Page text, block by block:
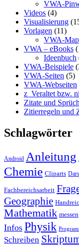
VWA-
Videos (4)
Visualisierung
Vorlagen (11)
VWA-
VWA – eBooks
Ideenbuch
VWA-Beispiele
VWA-Seiten (5)
VWA-Webseiten
z_Veraltet bzw.
Zitate und
Zitierregeln und
Schlagwörter
Android Anleitung
Chemie Cliparts
Fachbereichsarbeit
Geographie
Mathematik messen
Infos Physik
Schreiben